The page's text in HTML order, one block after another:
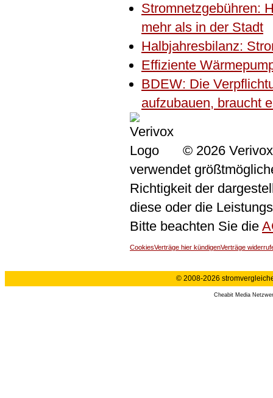
Stromnetzgebühren:
mehr als in der Stadt
Halbjahresbilanz:
Effiziente
BDEW: Die
aufzubauen, braucht
© 2026
verwendet
Richtigkeit der
diese oder die
Bitte beachten Sie die
CookiesVerträge hier kündigenVerträge
© 2008-2026
Cheabit Media